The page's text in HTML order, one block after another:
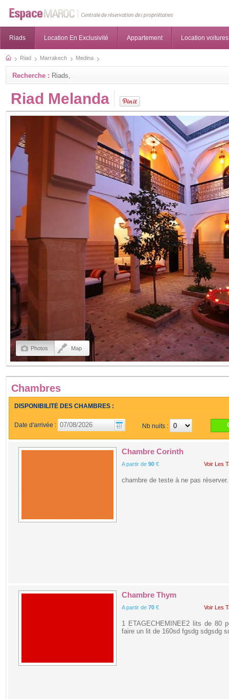
Riads Location En Exclusivité Appartement Location voitures
Riad Marrakech Medina
Recherche : Riads,
Riad Melanda
Photos Map
Chambres
DISPONIBILITÉ DES CHAMBRES :
Date d'arrivée : Nb nuits :
Chambre Corinth
A partir de 90 € Voir Les
chambre de teste à ne pas
Chambre Thym
A partir de 70 € Voir Les
1 ETAGECHEMINEE2 lits de 80
faire un lit de 160sd fgsdg sdgsdg